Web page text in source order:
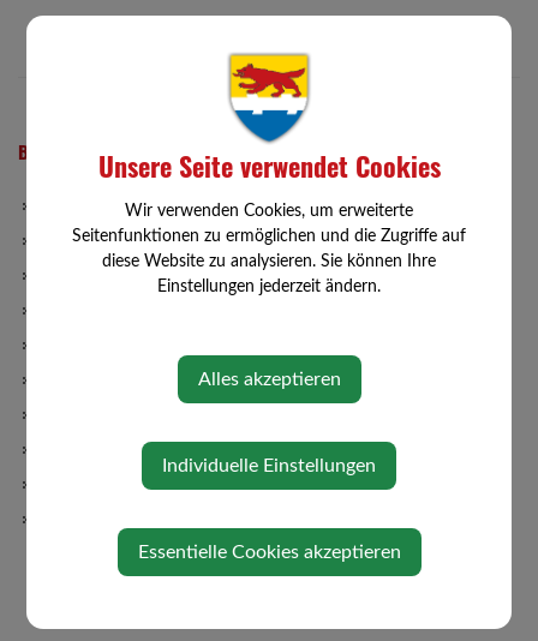
BÜRGERSERVICE
Bauen/Wohnen
Wasserbefunde
Haushaltsdaten
Alleinerziehung
Unsere Seite verwendet Cookies
Wir verwenden Cookies, um erweiterte
Seitenfunktionen zu ermöglichen und die Zugriffe auf
diese Website zu analysieren. Sie können Ihre
Einstellungen jederzeit ändern.
Alles akzeptieren
Individuelle Einstellungen
Essentielle Cookies akzeptieren